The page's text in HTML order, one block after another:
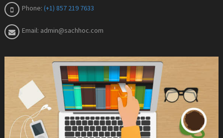
Phone: (+1) 857 219 7633
Email: admin@sachhoc.com